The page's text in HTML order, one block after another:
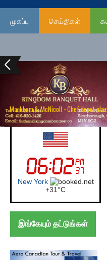
முகப்பு செய்திகள்
Markham & McNicoll - Chef depot
UK (London)
London
+27°C
இங்கேயும் தட்டுங்கள்